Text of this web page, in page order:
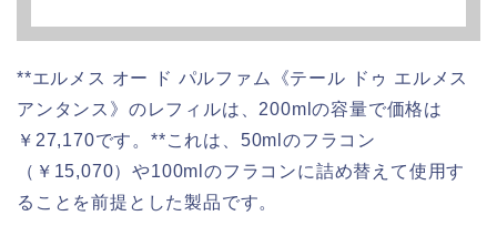
**エルメス オー ド パルファム《テール ドゥ エルメス
アンタンス》のレフィルは、200mlの容量で価格は
￥27,170です。**これは、50mlのフラコン
（￥15,070）や100mlのフラコンに詰め替えて使用す
ることを前提とした製品です。